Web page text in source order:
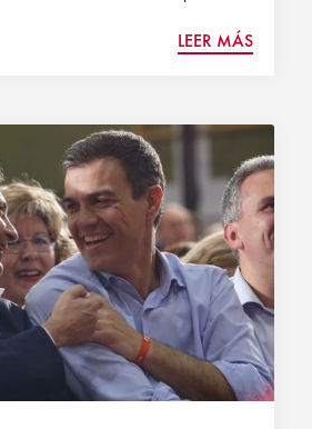
LEER MÁS